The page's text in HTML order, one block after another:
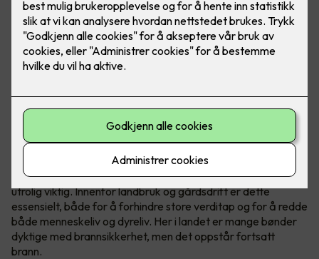
Ved å installere temperatursensorer i sikringsskapene får
du ekstra brannvakt på gården eller gartneriet ditt.
Brannsikkerhet redder liv
Uansett hvilken bransje du jobber i er brannsikkerheten
utrolig viktig. Innenfor landbruk og gårdsdrift er dette
essensielt, både for å forhindre store verditap og for å redde
både menneskeliv og dyreliv. Her i landet er mange bønder
dyktige med brannsikkerhet, men det oppstår fortsatt
brann.